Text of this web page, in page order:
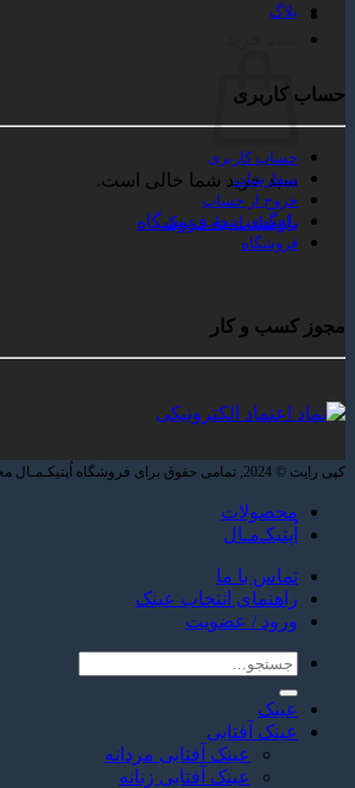
سبد خرید شما خالی است.
بازگشت به فروشگاه
بلاگ
حساب کاربری
حساب کاربری
سفارشات
خروج از حساب
راهنمای انتخاب عینک
فروشگاه
مجوز کسب و کار
کپی رایت © 2024, تمامی حقوق برای فروشگاه اُپتیکـ‌مـال محفوظ می باشد
محصولات
اُپتیکـ‌مـال
تماس با ما
راهنمای انتخاب عینک
ورود / عضویت
جستجو
عینک
عینک آفتابی
عینک آفتابی مردانه
عینک آفتابی زنانه